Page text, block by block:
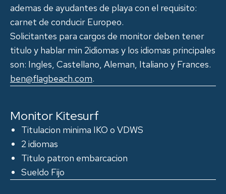
ademas de ayudantes de playa con el requisito:
carnet de conducir Europeo.
Solicitantes para cargos de monitor deben tener
titulo y hablar min 2idiomas y los idiomas principales
son: Ingles, Castellano, Aleman, Italiano y Frances.
ben@flagbeach.com.
Monitor Kitesurf
Titulacion minima IKO o VDWS
2 idiomas
Titulo patron embarcacion
Sueldo Fijo